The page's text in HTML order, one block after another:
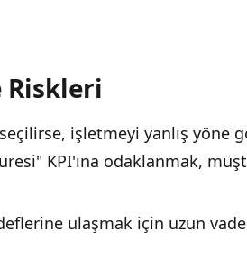
Riskleri
seçilirse, işletmeyi yanlış yöne
KPI'ına odaklanmak,
ulaşmak için uzun